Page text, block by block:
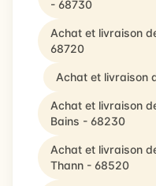
- 68730
Achat et livraison
68720
Achat et livraison
Achat et livraison
Bains - 68230
Achat et livraison
Thann - 68520